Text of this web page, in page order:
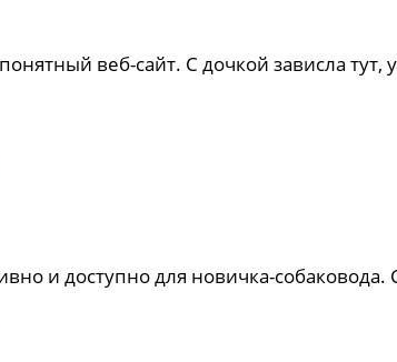
веб-сайт. С дочкой зависла
и доступно для новичка-собаковода.